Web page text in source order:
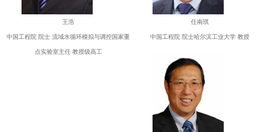
王浩
中国工程院 院士 流域水循环模拟与调控国家重
点实验室主任 教授级高工
任南琪
中国工程院 院士哈尔滨工业大学 教授